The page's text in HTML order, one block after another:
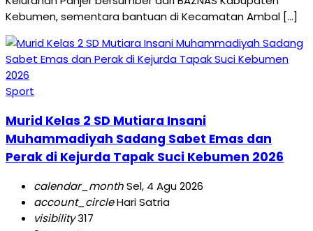
Kebumen, sementara bantuan di Kecamatan Ambal […]
Sport
Murid Kelas 2 SD Mutiara Insani
Muhammadiyah Sadang Sabet Emas dan
Perak di Kejurda Tapak Suci Kebumen 2026
calendar_monthSel, 4 Agu 2026
account_circleHari Satria
visibility317